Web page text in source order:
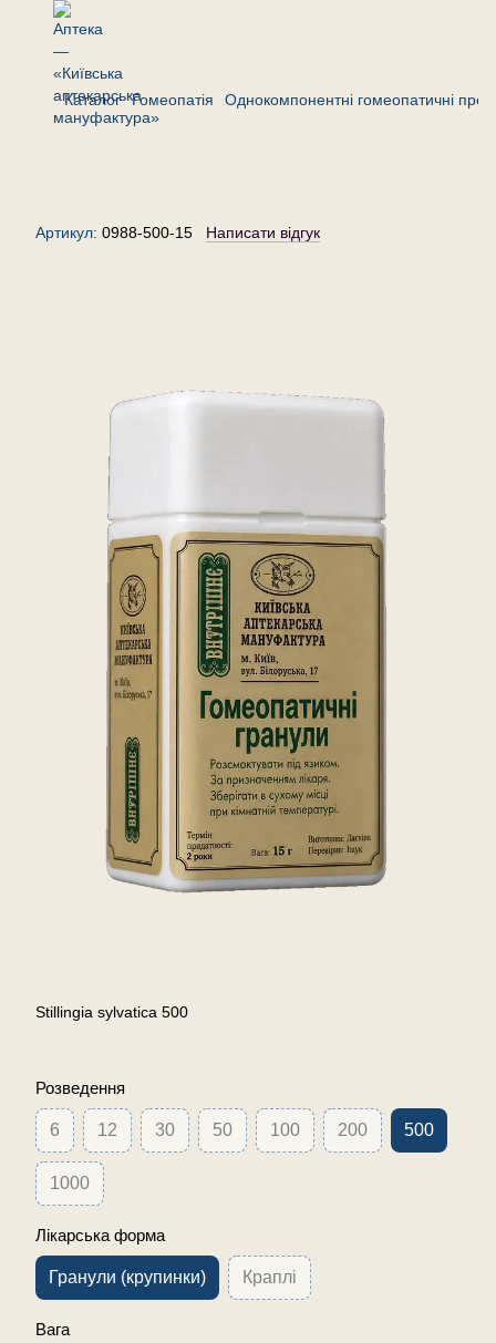
Каталог Гомеопатія Однокомпонентні гомеопатичні
Стілінгія сильватика 500 —
Артикул: 0988-500-15 Написати відгук
Stillingia sylvatica 500
Розведення
6 12 30 50 100 200 500
1000
Лікарська форма
Гранули (крупинки) Краплі
Вага